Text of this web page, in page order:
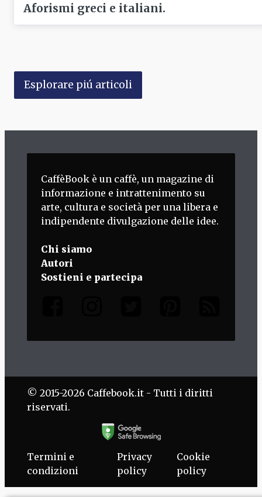
Aforismi greci e italiani.
Esplorare piú articoli
CaffèBook è un caffè, un magazine di
informazione e intrattenimento su
arte, cultura e società per una libera e
indipendente divulgazione delle idee.
Chi siamo
Autori
Sostieni e partecipa
© 2015-2026 Caffebook.it - Tutti i diritti
riservati.
Termini e
condizioni
Privacy
policy
Cookie
policy